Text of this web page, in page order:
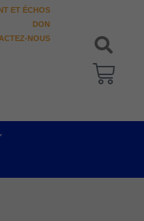
ET ÉCHOS
DON
NOUS